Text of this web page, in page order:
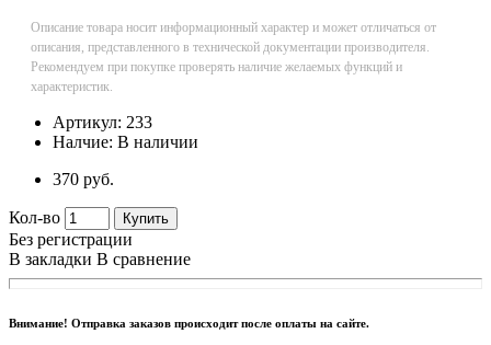
Описание товара носит информационный характер и может отличаться от
описания, представленного в технической документации производителя.
Рекомендуем при покупке проверять наличие желаемых функций и
характеристик.
Артикул: 233
Налчие: В наличии
370 руб.
Кол-во Купить
Без регистрации
В закладки В сравнение
Внимание! Отправка заказов происходит после оплаты на сайте.